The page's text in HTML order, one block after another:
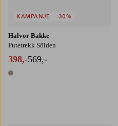
Halvor Bakke
Putetrekk Sölden
398,-569,-
1 farge
KAMPANJE -30%